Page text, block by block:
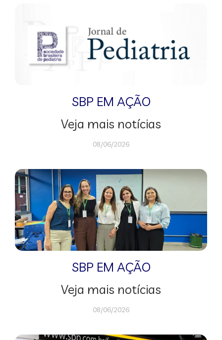
SBP EM AÇÃO
Veja mais notícias
08/06/2026
SBP EM AÇÃO
Veja mais notícias
08/06/2026